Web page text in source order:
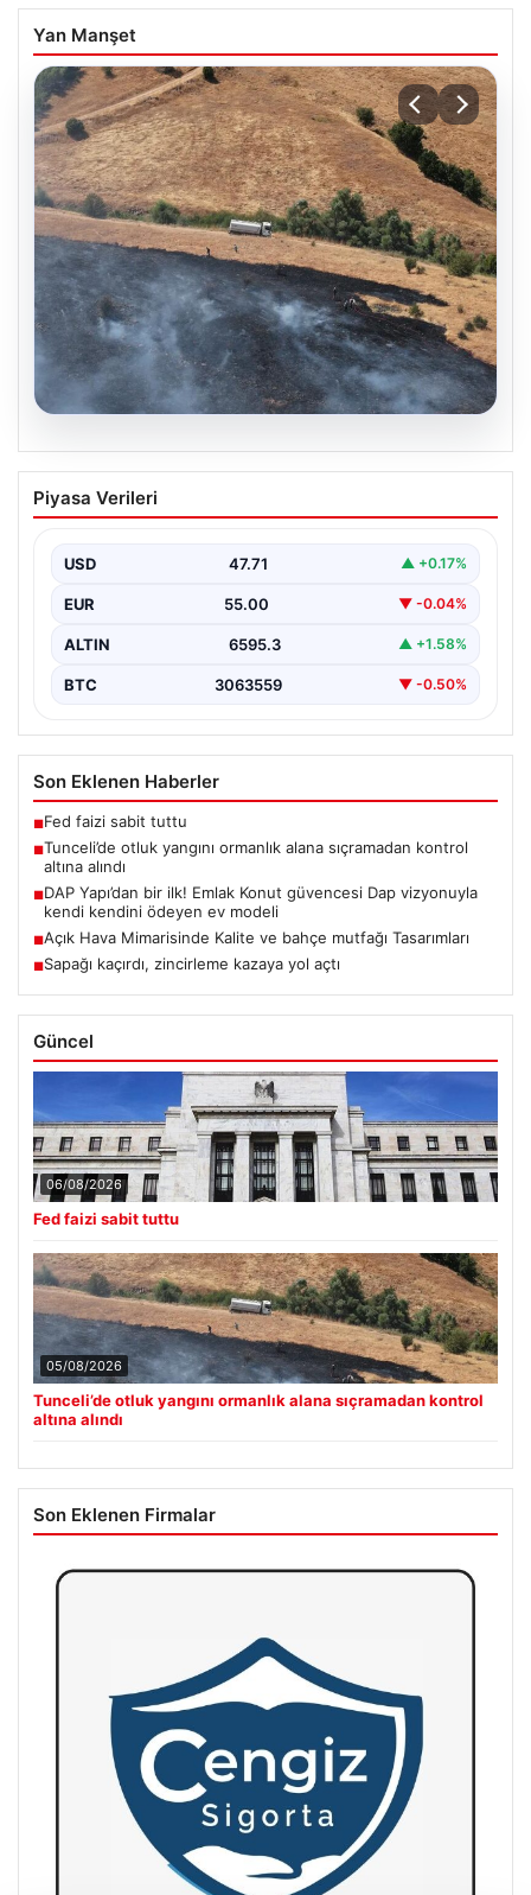
Yan Manşet
Tunceli’de otluk yangını ormanlık alana
sıçramadan kontrol altına alındı
arasında bulunan otlaklık bölgede henüz
belirlenemeyen bir nedenle…
Piyasa Verileri
USD 47.71 ▲ +0.17%
EUR 55.00 ▼ -0.04%
ALTIN 6595.3 ▲ +1.58%
BTC 3063559 ▼ -0.50%
Son Eklenen Haberler
■Fed faizi sabit tuttu
■Tunceli’de otluk yangını ormanlık alana sıçramadan kontrol
altına alındı
■DAP Yapı’dan bir ilk! Emlak Konut güvencesi Dap vizyonuyla
kendi kendini ödeyen ev modeli
■Açık Hava Mimarisinde Kalite ve bahçe mutfağı Tasarımları
■Sapağı kaçırdı, zincirleme kazaya yol açtı
Güncel
06/08/2026
Fed faizi sabit tuttu
05/08/2026
Tunceli’de otluk yangını ormanlık alana sıçramadan kontrol
altına alındı
Son Eklenen Firmalar